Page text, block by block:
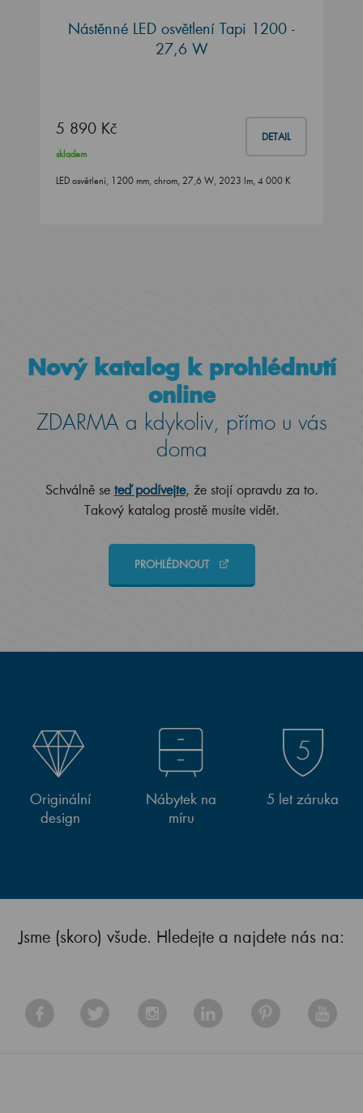
Nástěnné LED osvětlení Tapi 1200 -
27,6 W
5 890 Kč DETAIL
skladem
LED osvětlení, 1200 mm, chrom, 27,6 W, 2023 lm, 4 000 K
Nový katalog k prohlédnutí
online
ZDARMA a kdykoliv, přímo u vás
doma
Schválně se teď podívejte, že stojí opravdu za to.
Takový katalog prostě musíte vidět.
PROHLÉDNOUT
Originální
design
Nábytek na
míru
5 let záruka
Jsme (skoro) všude. Hledejte a najdete nás na: